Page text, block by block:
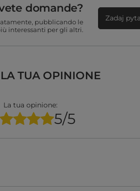
domande?
pubblicando le
interessanti per gli altri.
Zadaj
TUA OPINIONE
La tua opinione:
5/5